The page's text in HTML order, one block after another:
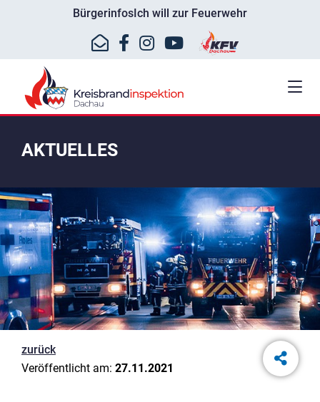
BürgerinfosIch will zur Feuerwehr
AKTUELLES
zurück
Veröffentlicht am: 27.11.2021